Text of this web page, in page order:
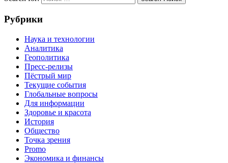
Рубрики
Наука и технологии
Аналитика
Геополитика
Пресс-релизы
Пёстрый мир
Текущие события
Глобальные вопросы
Для информации
Здоровье и красота
История
Общество
Точка зрения
Promo
Экономика и финансы